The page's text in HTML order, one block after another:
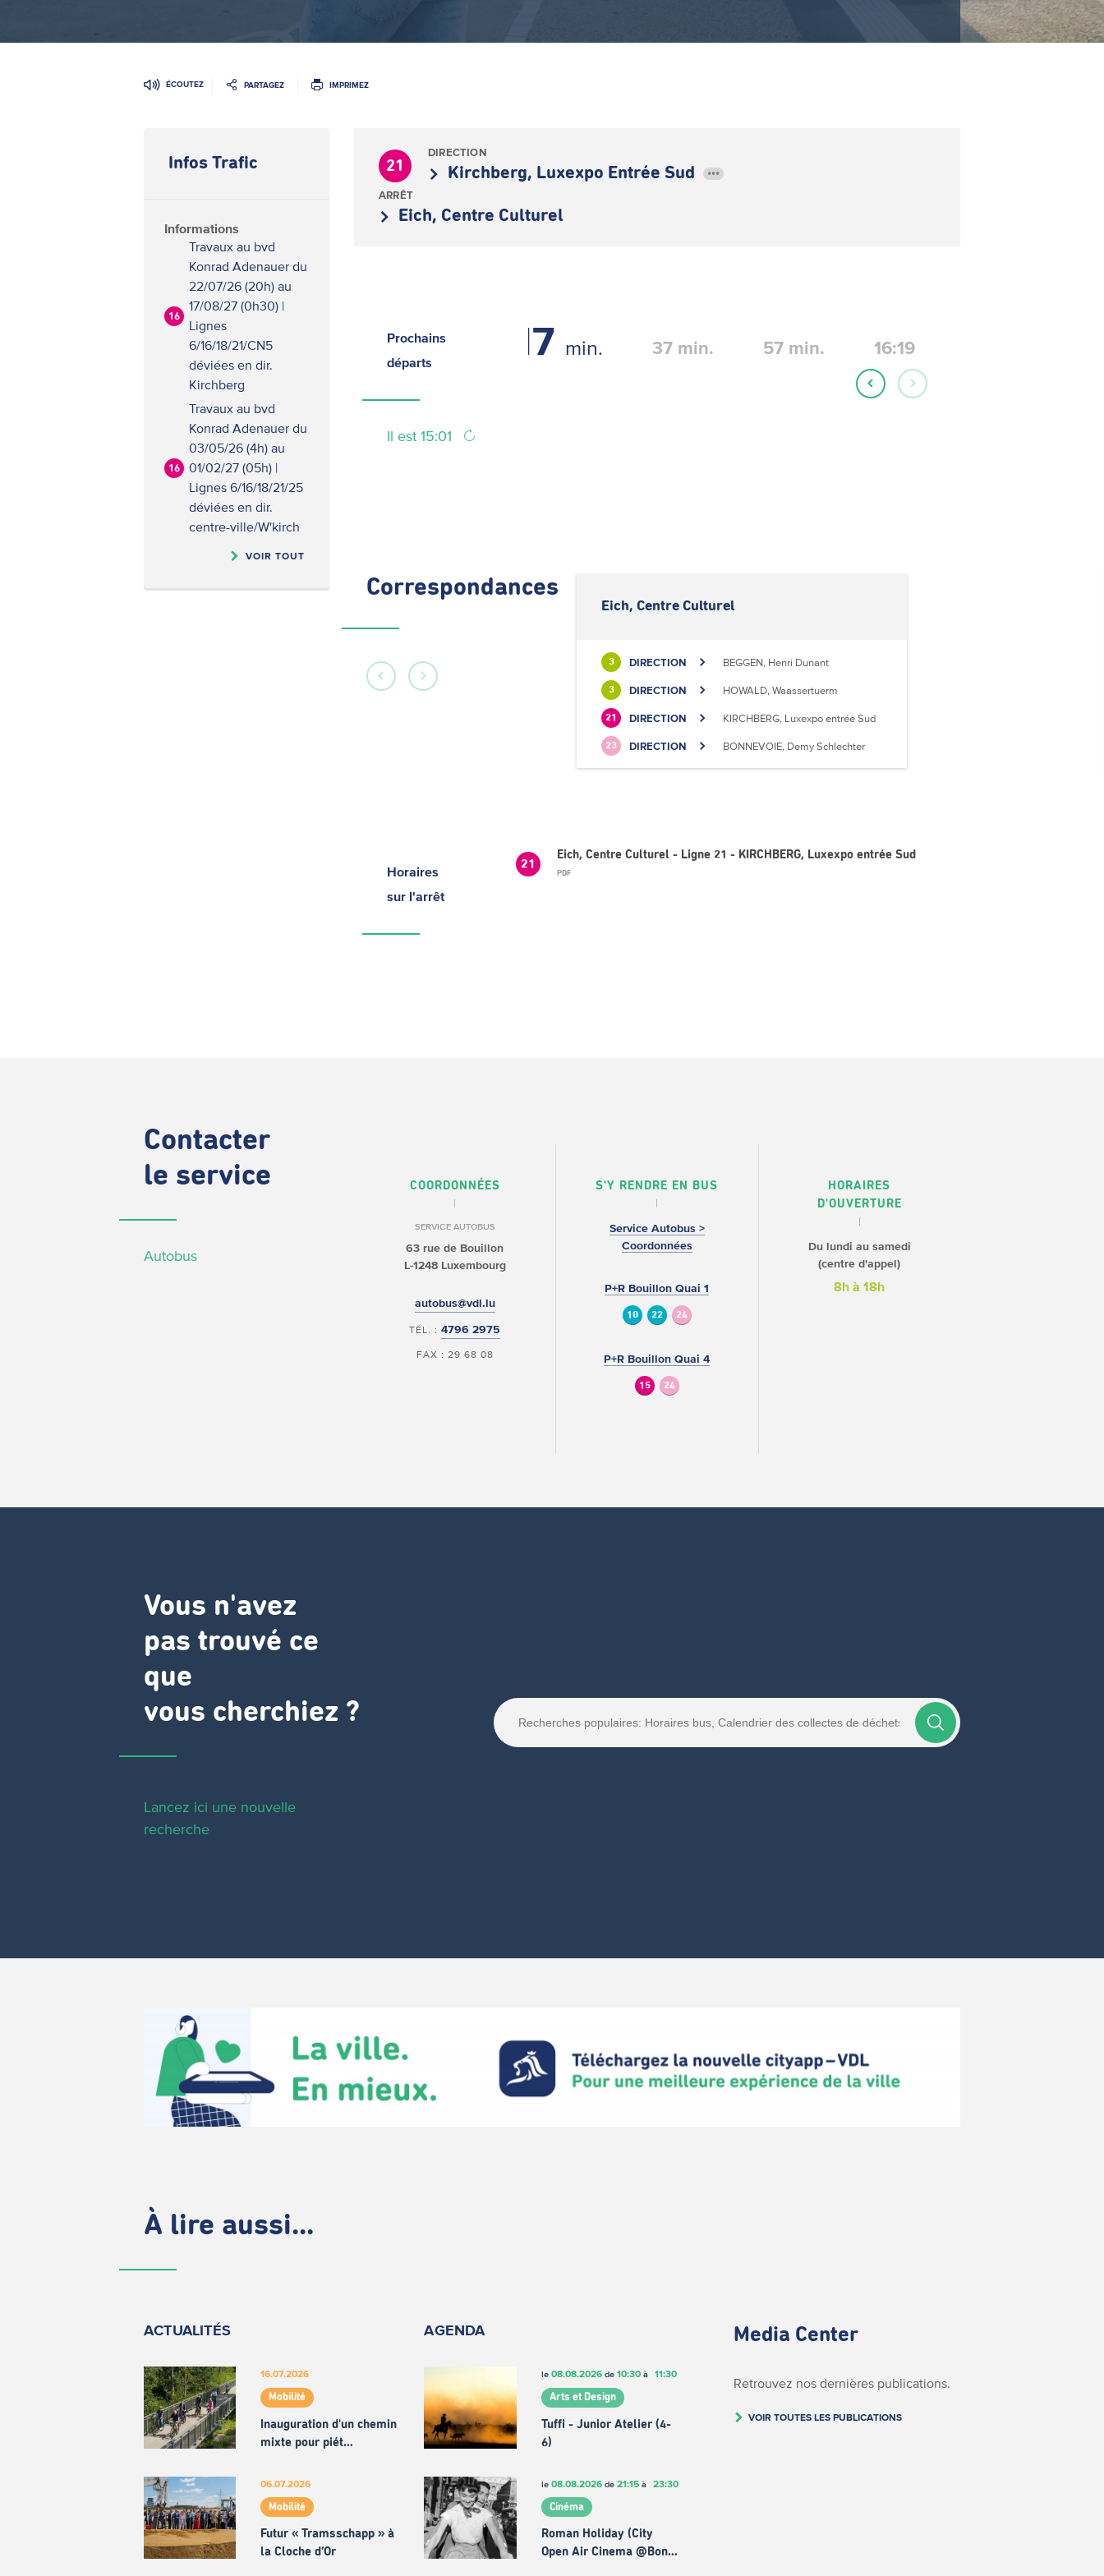
ÉCOUTEZ PARTAGEZ IMPRIMEZ
Infos Trafic
Informations
16
Travaux au bvd
Konrad Adenauer du
22/07/26 (20h) au
17/08/27 (0h30) |
Lignes
6/16/18/21/CN5
déviées en dir.
Kirchberg
16
Travaux au bvd
Konrad Adenauer du
03/05/26 (4h) au
01/02/27 (05h) |
Lignes 6/16/18/21/25
déviées en dir.
centre-ville/W'kirch
VOIR TOUT
21
DIRECTION
Kirchberg, Luxexpo Entrée Sud •••
ARRÊT
Eich, Centre Culturel
Prochains
départs
Il est 15:01
17 min. 37 min. 57 min. 16:19
Correspondances
Eich, Centre Culturel
3 DIRECTION BEGGEN, Henri Dunant
3 DIRECTION HOWALD, Waassertuerm
21 DIRECTION KIRCHBERG, Luxexpo entrée Sud
23 DIRECTION BONNEVOIE, Demy Schlechter
Horaires
sur l'arrêt
21
Eich, Centre Culturel - Ligne 21 - KIRCHBERG, Luxexpo entrée Sud
PDF
Contacter
le service
Autobus
COORDONNÉES
SERVICE AUTOBUS
63 rue de Bouillon
L-1248 Luxembourg
autobus@vdl.lu
TÉL. :4796 2975
FAX : 29 68 08
S'Y RENDRE EN BUS
Service Autobus >
Coordonnées
P+R Bouillon Quai 1
10 22 24
P+R Bouillon Quai 4
15 24
HORAIRES
D'OUVERTURE
Du lundi au samedi
(centre d'appel)
8h à 18h
Vous n'avez
pas trouvé ce
que
vous cherchiez ?
Lancez ici une nouvelle
recherche
À lire aussi...
ACTUALITÉS
16.07.2026
Mobilité
Inauguration d'un chemin
mixte pour piét…
06.07.2026
Mobilité
Futur « Tramsschapp » à
la Cloche d’Or
AGENDA
le 08.08.2026de 10:30à 11:30
Arts et Design
Tuffi - Junior Atelier (4-
6)
le 08.08.2026de 21:15à 23:30
Cinéma
Roman Holiday (City
Open Air Cinema @Bon…
Media Center
Retrouvez nos dernières publications.
VOIR TOUTES LES PUBLICATIONS